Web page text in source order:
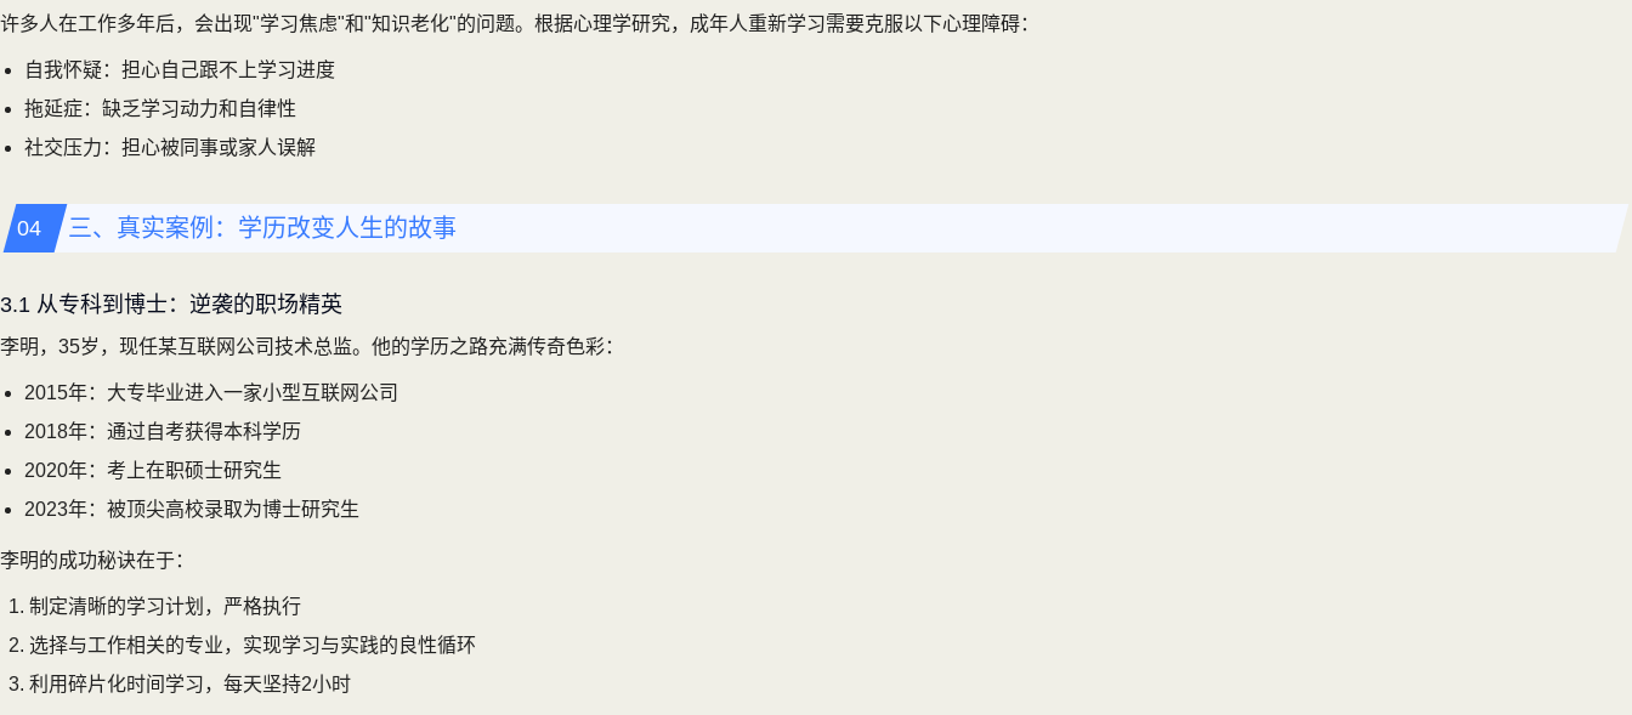
许多人在工作多年后，会出现"学习焦虑"和"知识老化"的问题。根据心理学研究，成年人重新学习需要克服以下心理障碍：
自我怀疑：担心自己跟不上学习进度
拖延症：缺乏学习动力和自律性
社交压力：担心被同事或家人误解
三、真实案例：学历改变人生的故事
3.1 从专科到博士：逆袭的职场精英
李明，35岁，现任某互联网公司技术总监。他的学历之路充满传奇色彩：
2015年：大专毕业进入一家小型互联网公司
2018年：通过自考获得本科学历
2020年：考上在职硕士研究生
2023年：被顶尖高校录取为博士研究生
李明的成功秘诀在于：
制定清晰的学习计划，严格执行
选择与工作相关的专业，实现学习与实践的良性循环
利用碎片化时间学习，每天坚持2小时